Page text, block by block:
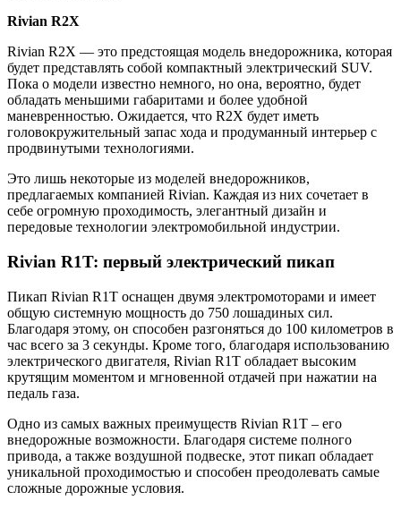
Rivian R2X
Rivian R2X — это предстоящая модель внедорожника, которая
будет представлять собой компактный электрический SUV.
Пока о модели известно немного, но она, вероятно, будет
обладать меньшими габаритами и более удобной
маневренностью. Ожидается, что R2X будет иметь
головокружительный запас хода и продуманный интерьер с
продвинутыми технологиями.
Это лишь некоторые из моделей внедорожников,
предлагаемых компанией Rivian. Каждая из них сочетает в
себе огромную проходимость, элегантный дизайн и
передовые технологии электромобильной индустрии.
Rivian R1T: первый электрический пикап
Пикап Rivian R1T оснащен двумя электромоторами и имеет
общую системную мощность до 750 лошадиных сил.
Благодаря этому, он способен разгоняться до 100 километров в
час всего за 3 секунды. Кроме того, благодаря использованию
электрического двигателя, Rivian R1T обладает высоким
крутящим моментом и мгновенной отдачей при нажатии на
педаль газа.
Одно из самых важных преимуществ Rivian R1T – его
внедорожные возможности. Благодаря системе полного
привода, а также воздушной подвеске, этот пикап обладает
уникальной проходимостью и способен преодолевать самые
сложные дорожные условия.